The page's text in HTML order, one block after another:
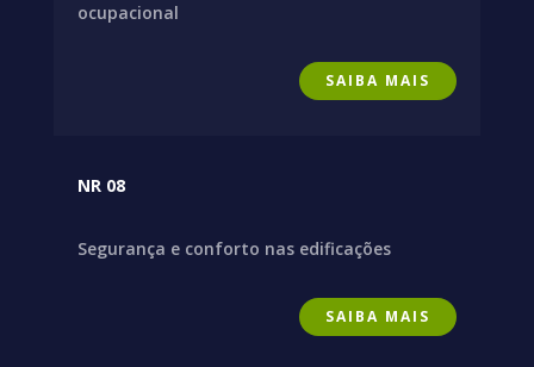
ocupacional
SAIBA MAIS
NR 08
Segurança e conforto nas edificações
SAIBA MAIS